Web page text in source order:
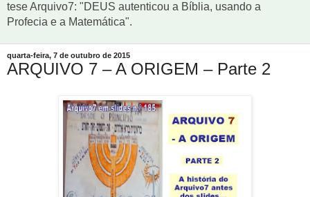
tese Arquivo7: "DEUS autenticou a Bíblia, usando a
Profecia e a Matemática".
quarta-feira, 7 de outubro de 2015
ARQUIVO 7 – A ORIGEM – Parte 2